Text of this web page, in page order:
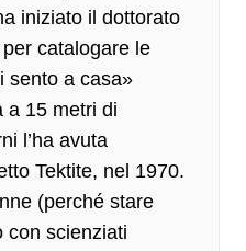
iniziato il dottorato
catalogare le
sento a casa»
a 15 metri di
l’ha avuta
Tektite, nel 1970.
(perché stare
con scienziati